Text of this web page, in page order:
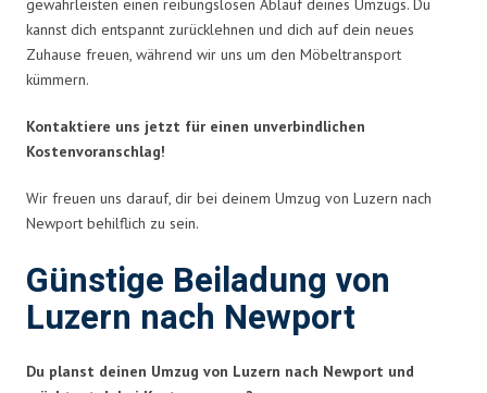
gewährleisten einen reibungslosen Ablauf deines Umzugs. Du
kannst dich entspannt zurücklehnen und dich auf dein neues
Zuhause freuen, während wir uns um den Möbeltransport
kümmern.
Kontaktiere uns jetzt für einen unverbindlichen
Kostenvoranschlag!
Wir freuen uns darauf, dir bei deinem Umzug von Luzern nach
Newport behilflich zu sein.
Günstige Beiladung von
Luzern nach Newport
Du planst deinen Umzug von Luzern nach Newport und